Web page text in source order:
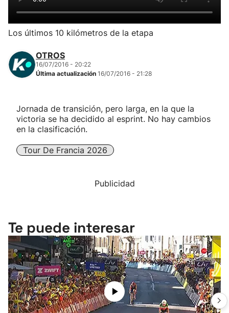
Herri-kirolak
Balonmano
Kirolak 360
Carreras de montaña
Más deportes
Los últimos 10 kilómetros de la etapa
OTROS
16/07/2016 - 20:22
Última actualización 16/07/2016 - 21:28
Jornada de transición, pero larga, en la que la
victoria se ha decidido al esprint. No hay cambios
en la clasificación.
Tour De Francia 2026
Publicidad
Te puede interesar